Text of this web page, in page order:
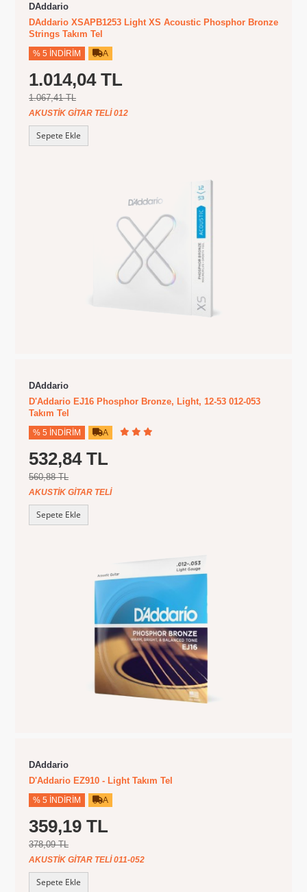
DAddario
DAddario XSAPB1253 Light XS Acoustic Phosphor Bronze
Strings Takım Tel
% 5 İNDIRIM A
1.014,04 TL
1.067,41 TL
AKUSTIK GITAR TELI 012
Sepete Ekle
DAddario
D'Addario EJ16 Phosphor Bronze, Light, 12-53 012-053
Takım Tel
% 5 İNDIRIM A
532,84 TL
560,88 TL
AKUSTIK GITAR TELI
Sepete Ekle
DAddario
D'Addario EZ910 - Light Takım Tel
% 5 İNDIRIM A
359,19 TL
378,09 TL
AKUSTIK GITAR TELI 011-052
Sepete Ekle